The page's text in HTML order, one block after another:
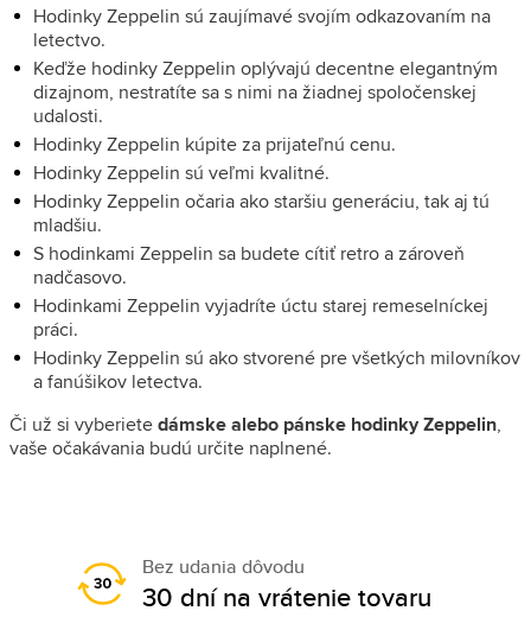
Hodinky Zeppelin sú zaujímavé svojím odkazovaním na
letectvo.
Keďže hodinky Zeppelin oplývajú decentne elegantným
dizajnom, nestratíte sa s nimi na žiadnej spoločenskej
udalosti.
Hodinky Zeppelin kúpite za prijateľnú cenu.
Hodinky Zeppelin sú veľmi kvalitné.
Hodinky Zeppelin očaria ako staršiu generáciu, tak aj tú
mladšiu.
S hodinkami Zeppelin sa budete cítiť retro a zároveň
nadčasovo.
Hodinkami Zeppelin vyjadríte úctu starej remeselníckej
práci.
Hodinky Zeppelin sú ako stvorené pre všetkých milovníkov
a fanúšikov letectva.
Či už si vyberietedámske alebo pánske hodinky Zeppelin,
vaše očakávania budú určite naplnené.
Bez udania dôvodu
30 dní na vrátenie tovaru